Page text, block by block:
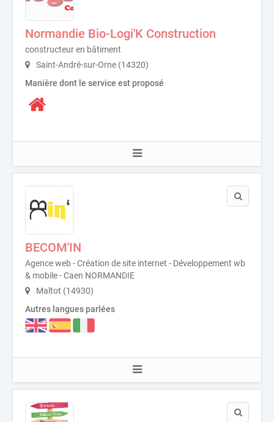
Normandie Bio-Logi'K Construction
constructeur en bâtiment
Saint-André-sur-Orne (14320)
Manière dont le service est proposé
BECOM'IN
Agence web - Création de site internet - Développement wb
& mobile - Caen NORMANDIE
Maltot (14930)
Autres langues parlées